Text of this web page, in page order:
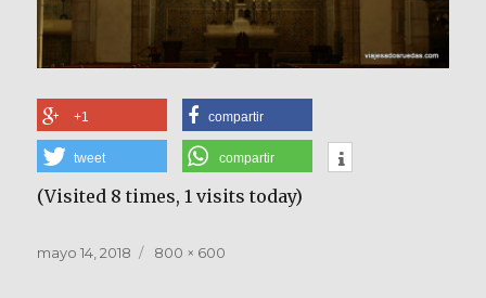
+1 compartir
tweet compartir
(Visited 8 times, 1 visits today)
Publicado
mayo 14, 2018
Tamaño
800 × 600